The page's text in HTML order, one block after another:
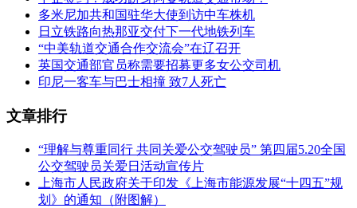
RTF 表示，其中33列列车将用于长途运营，每列可容纳
名乘客；另外 14列列车将投放在短途线路，每列需具备700
名乘客的运力。
多米尼加共和国驻华大使到访中车株机
日立铁路向热那亚交付下一代地铁列车
“中美轨道交通合作交流会”在辽召开
英国交通部官员称需要招募更多女公交司机
印尼一客车与巴士相撞 致7人死亡
文章排行
“理解与尊重同行 共同关爱公交驾驶员” 第四届5.20全国
公交驾驶员关爱日活动宣传片
上海市人民政府关于印发《上海市能源发展“十四五”规
划》的通知（附图解）